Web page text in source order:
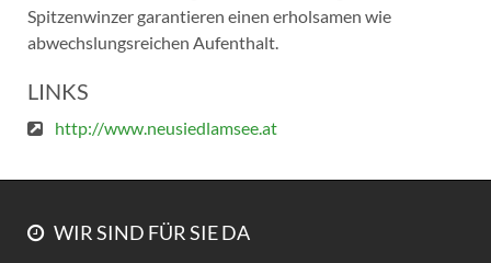
Spitzenwinzer garantieren einen erholsamen wie
abwechslungsreichen Aufenthalt.
LINKS
http://www.neusiedlamsee.at
WIR SIND FÜR SIE DA